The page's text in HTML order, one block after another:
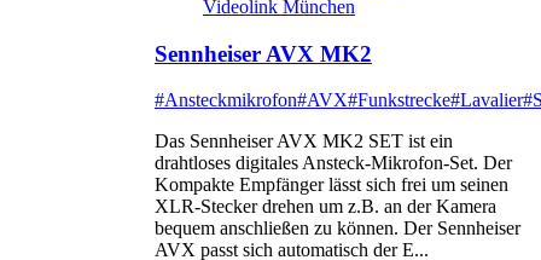
Sennheiser AVX MK2
#Ansteckmikrofon#AVX#Funkstrecke#Lavalier
Das Sennheiser AVX MK2 SET ist ein
drahtloses digitales Ansteck-Mikrofon-Set. Der
Kompakte Empfänger lässt sich frei um seinen
XLR-Stecker drehen um z.B. an der Kamera
bequem anschließen zu können. Der Sennheiser
AVX passt sich automatisch der E...